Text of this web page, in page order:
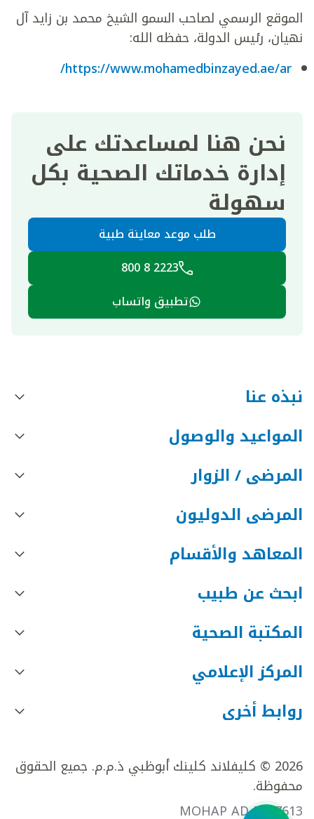
الموقع الرسمي لصاحب السمو الشيخ محمد بن زايد آل
نهيان، رئيس الدولة، حفظه الله:
https://www.mohamedbinzayed.ae/ar/
نحن هنا لمساعدتك على
إدارة خدماتك الصحية بكل
سهولة
طلب موعد معاينة طبية
2223 8 800
تطبيق واتساب
نبذه عنا
المواعيد والوصول
المرضى / الزوار
المرضى الدوليون
المعاهد والأقسام
ابحث عن طبيب
المكتبة الصحية
المركز الإعلامي
روابط أخرى
2026 © كليفلاند كلينك أبوظبي ذ.م.م. جميع الحقوق
محفوظة.
MOHAP AD FR27613